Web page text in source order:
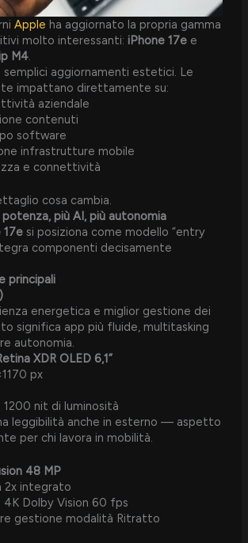
Apple ha aggiornato la propria gamma
molto interessanti: iPhone 17e e
M4.
aggiornamenti estetici. Le
impattano direttamente su:
aziendale
contenuti
software
infrastrutture mobile
e connettività
cosa cambia.
potenza, più AI, più autonomia
17e si posiziona come modello “entry
componenti decisamente
principali
energetica e miglior gestione dei
significa app più fluide, multitasking
autonomia.
XDR OLED 6,1”
px
1200 nit di luminosità
leggibilità anche in esterno — aspetto
per chi lavora in mobilità.
48 MP
2x integrato
4K Dolby Vision 60 fps
gestione modalità Ritratto